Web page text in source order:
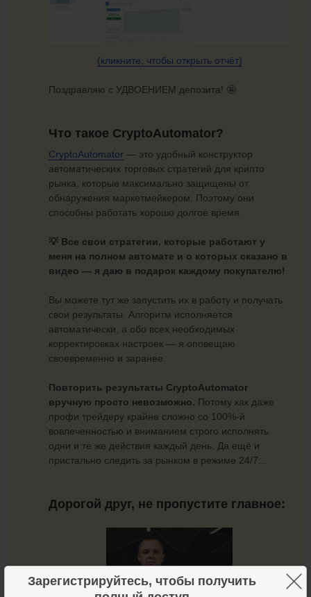
Зарегистрируйтесь, чтобы получить
(кликните, чтобы открыть отчёт)
Поздравляю с УДВОЕНИЕМ депозита! 🤩
Что такое CryptoAutomator?
CryptoAutomator — это удобный конструктор
автоматических торговых стратегий для крипто
рынка, которые максимально защищены от
обнаружения маркетмейкером. Поэтому они
способны работать хорошо долгое время.
💡 Все свои стратегии, которые работают у
меня на полном автомате и о которых сказано в
видео — я даю в подарок каждому покупателю!
Вы можете тут же запустить их в работу и получать
свои результаты. Алгоритм исполняется
автоматически, а обо всех необходимых
корректировках настроек — я оповещаю
своевременно и заранее.
Повторить результаты CryptoAutomator
вручную просто невозможно. Потому как даже
профи трейдеру крайне сложно со 100%-й
вовлеченностью и вниманием строго исполнять
одни и те же действия каждый день. Да ещё и
пристально следить за рынком в режиме 24/7...
Дорогой друг, не пропустите главное: